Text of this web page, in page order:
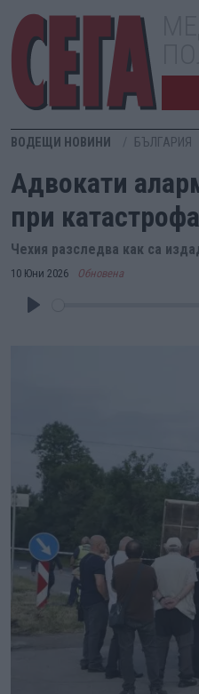
ВОДЕЩИ НОВИНИ БЪЛГАРИЯ
Адвокати
при
Чехия разследва как са
10 Юни 2026 Обновена